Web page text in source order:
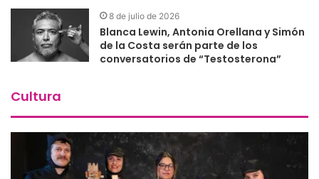
8 de julio de 2026
Blanca Lewin, Antonia Orellana y Simón
de la Costa serán parte de los
conversatorios de “Testosterona”
Cultura